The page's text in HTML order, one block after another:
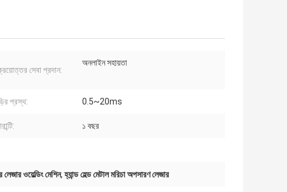
সেবা প্রদান:
অনলাইন সহায়তা
প্রস্থ: 0.5~20ms
১ বছর
ওয়েল্ডিং মেশিন,হ্যান্ড হেল্ড মেটাল মরিচা অপসারণ লেজার